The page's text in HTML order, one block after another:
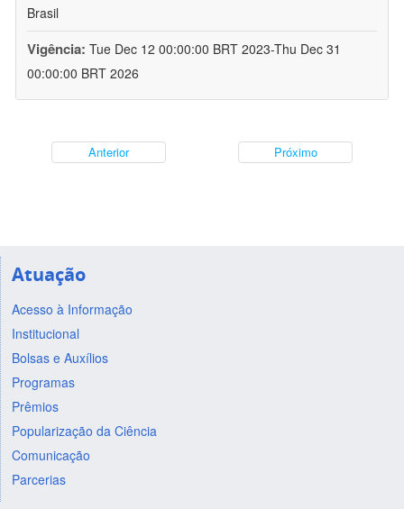
Brasil
Vigência: Tue Dec 12 00:00:00 BRT 2023-Thu Dec 31
00:00:00 BRT 2026
Anterior Próximo
Atuação
Acesso à Informação
Institucional
Bolsas e Auxílios
Programas
Prêmios
Popularização da Ciência
Comunicação
Parcerias